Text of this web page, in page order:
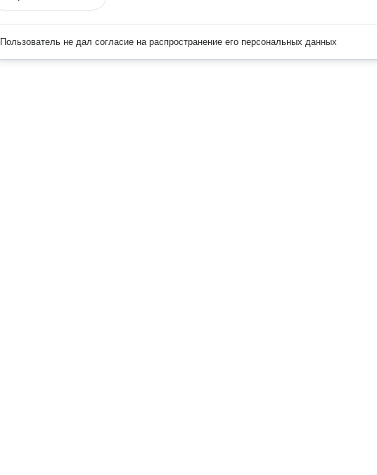
Пользователь не дал согласие на распространение его персональных данных